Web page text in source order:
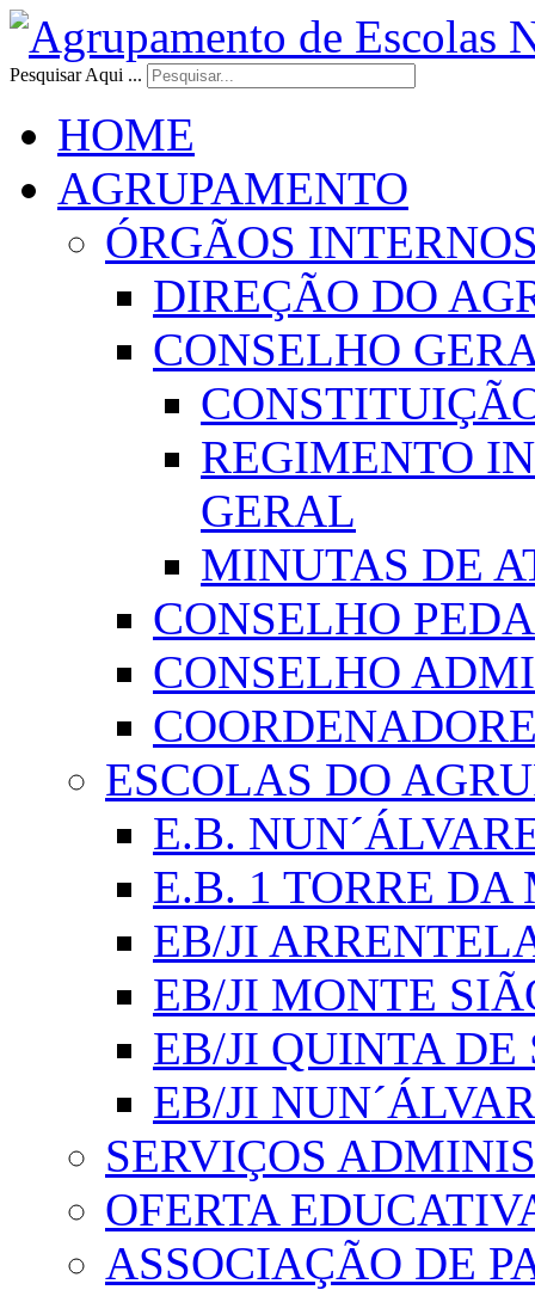
Pesquisar Aqui ...
HOME
AGRUPAMENTO
ÓRGÃOS
DIREÇÃO DO
CONSELHO
REGIMENTO
GERAL
MINUTAS DE
CONSELHO
CONSELHO
ESCOLAS DO
E.B.
E.B. 1 TORRE
EB/JI
EB/JI MONTE
EB/JI QUINTA DE
EB/JI
SERVIÇOS
OFERTA
ASSOCIAÇÃO DE